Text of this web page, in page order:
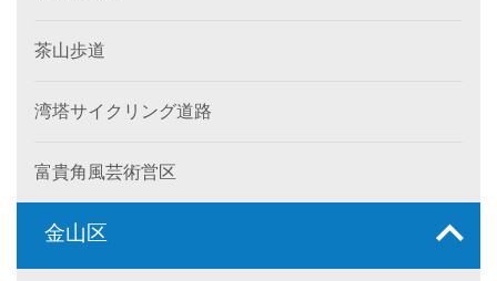
茶山歩道
湾塔サイクリング道路
富貴角風芸術営区
金山区